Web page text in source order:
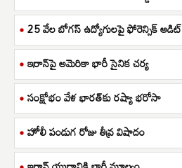
25 వేల బోగస్ ఉద్యోగులపై ఫోరెన్సిక్ ఆడిట్
ఇరాన్‌పై అమెరికా భారీ సైనిక చర్య
సంక్షోభం వేళ భారత్‌కు రష్యా భరోసా
హోలీ పండుగ రోజు తీవ్ర విషాదం